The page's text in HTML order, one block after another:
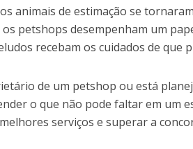
animais de estimação se
petshops desempenham um
recebam os cuidados de que
de um petshop ou está
o que não pode faltar em um
serviços e superar a